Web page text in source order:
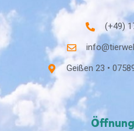
(+49)
Geißen 23 •